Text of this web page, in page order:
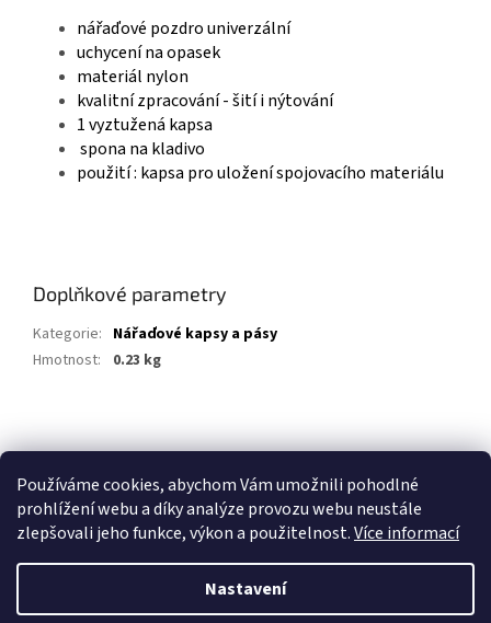
Používáme cookies, abychom Vám umožnili pohodlné
prohlížení webu a díky analýze provozu webu neustále
zlepšovali jeho funkce, výkon a použitelnost.Více informací
Nastavení
nářaďové pozdro univerzální
uchycení na opasek
materiál nylon
kvalitní zpracování - šití i nýtování
1 vyztužená kapsa
spona na kladivo
použití : kapsa pro uložení spojovacího materiálu
Doplňkové parametry
Kategorie: Nářaďové kapsy a pásy
Hmotnost: 0.23 kg
á
Vytvořil Shoptet